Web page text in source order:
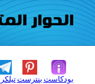
بنترست بودكاست